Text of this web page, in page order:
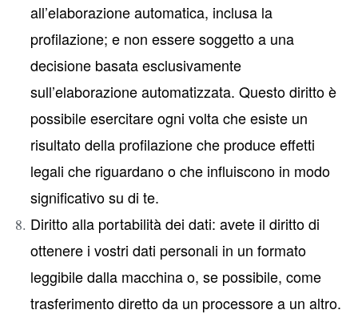
all’elaborazione automatica, inclusa la
profilazione; e non essere soggetto a una
decisione basata esclusivamente
sull’elaborazione automatizzata. Questo diritto è
possibile esercitare ogni volta che esiste un
risultato della profilazione che produce effetti
legali che riguardano o che influiscono in modo
significativo su di te.
Diritto alla portabilità dei dati: avete il diritto di
ottenere i vostri dati personali in un formato
leggibile dalla macchina o, se possibile, come
trasferimento diretto da un processore a un altro.